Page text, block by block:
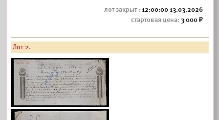
12:00:00 13.03.2026
3 000
Лот 2.